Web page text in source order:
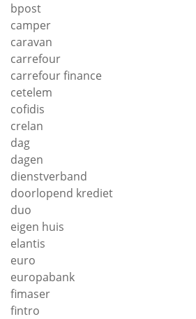
bpost
camper
caravan
carrefour
carrefour finance
cetelem
cofidis
crelan
dag
dagen
dienstverband
doorlopend krediet
duo
eigen huis
elantis
euro
europabank
fimaser
fintro